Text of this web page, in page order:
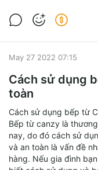
của bếp Cata
May 27 2022 07:15
Cách sử dụng
toàn
Cách sử dụng bếp từ
Bếp từ canzy là
nay, do đó cách sử
và an toàn là vấn đề
hàng. Nếu gia đình